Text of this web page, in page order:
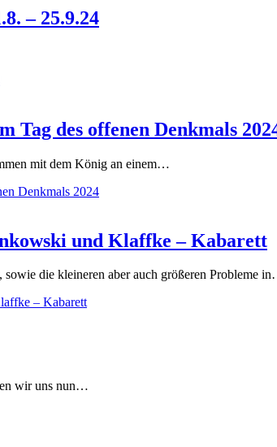
– 25.9.24
Tag des offenen Denkmals
mit dem König an einem…
Denkmals 2024
und Klaffke – Kabarett
die kleineren aber auch größeren Probleme
– Kabarett
wir uns nun…